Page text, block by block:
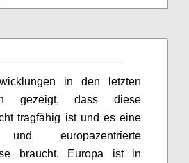
in den letzten
gezeigt, dass diese
tragfähig ist und es eine
und europazentrierte
braucht. Europa ist in